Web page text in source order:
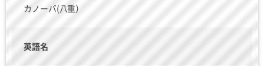
カノーバ(八重）
英語名